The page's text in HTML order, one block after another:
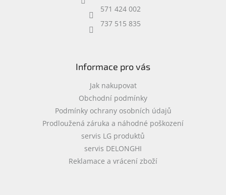
571 424 002
737 515 835
Informace pro vás
Jak nakupovat
Obchodní podmínky
Podmínky ochrany osobních údajů
Prodloužená záruka a náhodné poškození
servis LG produktů
servis DELONGHI
Reklamace a vrácení zboží